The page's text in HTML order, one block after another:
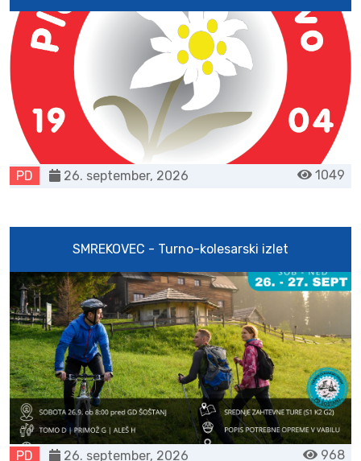
PD 1049
26. september, 2026
SMREKOVEC - Turno-kolesarski izlet
PD 968
26. september, 2026